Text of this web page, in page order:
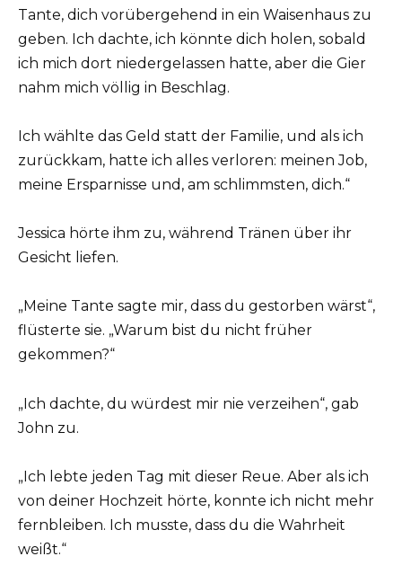
Tante, dich vorübergehend in ein Waisenhaus zu
geben. Ich dachte, ich könnte dich holen, sobald
ich mich dort niedergelassen hatte, aber die Gier
nahm mich völlig in Beschlag.
Ich wählte das Geld statt der Familie, und als ich
zurückkam, hatte ich alles verloren: meinen Job,
meine Ersparnisse und, am schlimmsten, dich.“
Jessica hörte ihm zu, während Tränen über ihr
Gesicht liefen.
„Meine Tante sagte mir, dass du gestorben wärst“,
flüsterte sie. „Warum bist du nicht früher
gekommen?“
„Ich dachte, du würdest mir nie verzeihen“, gab
John zu.
„Ich lebte jeden Tag mit dieser Reue. Aber als ich
von deiner Hochzeit hörte, konnte ich nicht mehr
fernbleiben. Ich musste, dass du die Wahrheit
weißt.“